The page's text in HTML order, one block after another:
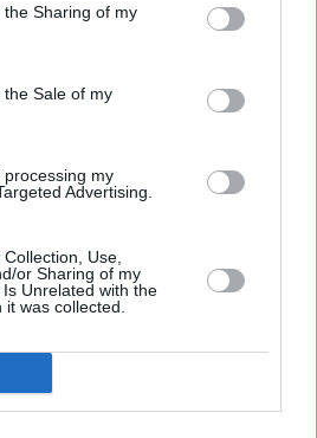
Sharing of my
Sale of my
my
Advertising.
Use,
or Sharing of my
Unrelated with the
was collected.
via Rizzoli, dove il 5 e il 6 aprile è
giorni di sabato 7 e domenica 8,
sono accessibili da via Farini. Nei giorni
infine, le vie Caldarese e Castel
a senso unico alternato, per
percorso San Vitale-via Benedetto
autobus sono consultabili sul sito di